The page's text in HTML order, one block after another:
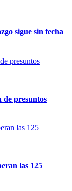
sigue sin fecha
de presuntos
las 125